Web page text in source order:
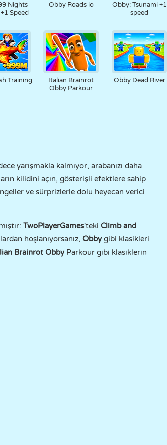
Nights
Speed
Obby Roads io
Obby: Tsunami +1
speed
Training
Italian Brainrot
Obby Parkour
Obby Dead River
yarışmakla kalmıyor, arabanızı daha
kilidini açın, gösterişli efektlere sahip
ve sürprizlerle dolu heyecan verici
TwoPlayerGames'teki Climb and
hoşlanıyorsanız, Obbygibi klasikleri
Brainrot Obby Parkour gibi klasiklerin